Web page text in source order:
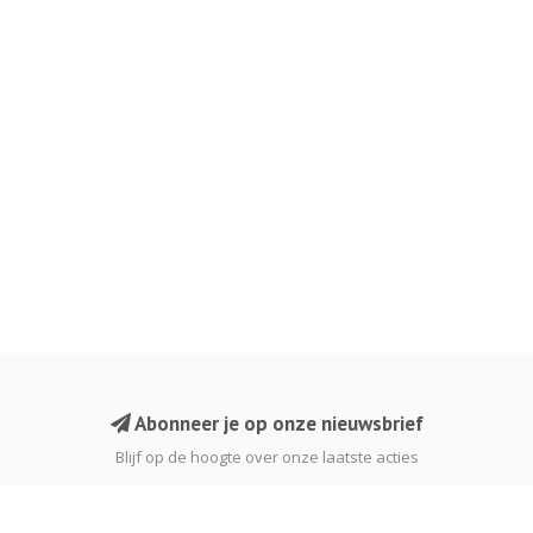
Abonneer je op onze nieuwsbrief
Blijf op de hoogte over onze laatste acties